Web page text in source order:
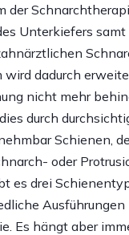
der
Unterkiefers
wird dadurch
nicht mehr
durch
Schienen,
oder
es drei
Ausführungen
Es hängt aber